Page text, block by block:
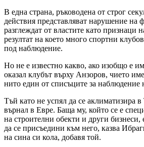
В една страна, ръководена от строг
действия представляват нарушение на
разглеждат от властите като признаци
резултат на което много спортни
под наблюдение.
Но не е известно какво, ако изобщо е
оказал клубът върху Анзоров, чието
нито един от списъците за наблюдение
Тъй като не успял да се аклиматизира
върнал в Евре. Баща му, който се е
на строителни обекти и други бизнеси,
да се присъедини към него, казва
на сина си кола, добавя той.